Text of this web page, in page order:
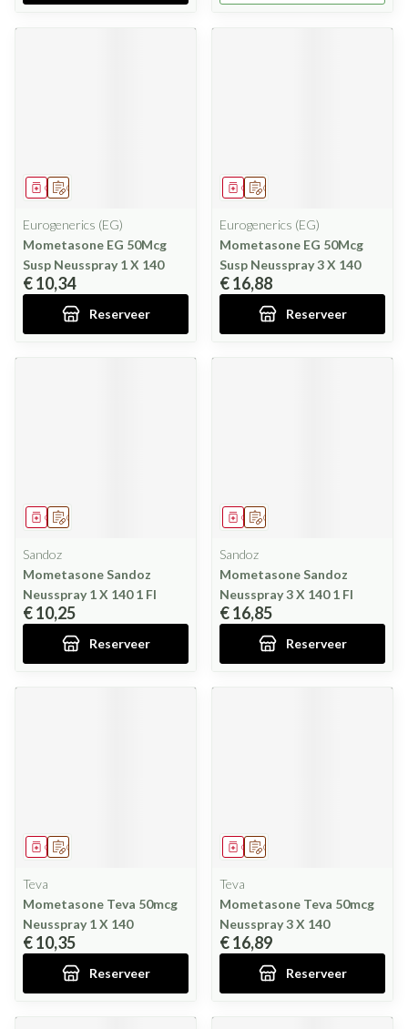
Op voorschrift
Geneesmiddel
Eurogenerics (EG)
Mometasone EG 50Mcg
Susp Neusspray 1 X 140
€ 10,34
Reserveer
Op voorschrift
Geneesmiddel
Eurogenerics (EG)
Mometasone EG 50Mcg
Susp Neusspray 3 X 140
€ 16,88
Reserveer
Op voorschrift
Geneesmiddel
Sandoz
Mometasone Sandoz
Neusspray 1 X 140 1 Fl
€ 10,25
Reserveer
Op voorschrift
Geneesmiddel
Sandoz
Mometasone Sandoz
Neusspray 3 X 140 1 Fl
€ 16,85
Reserveer
Op voorschrift
Geneesmiddel
Teva
Mometasone Teva 50mcg
Neusspray 1 X 140
€ 10,35
Reserveer
Op voorschrift
Geneesmiddel
Teva
Mometasone Teva 50mcg
Neusspray 3 X 140
€ 16,89
Reserveer